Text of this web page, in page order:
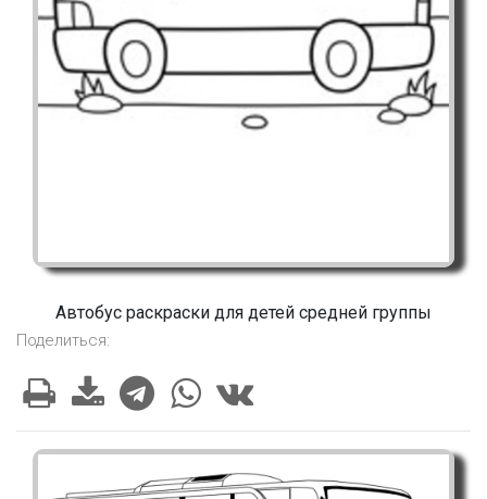
Автобус раскраски для детей средней группы
Поделиться: